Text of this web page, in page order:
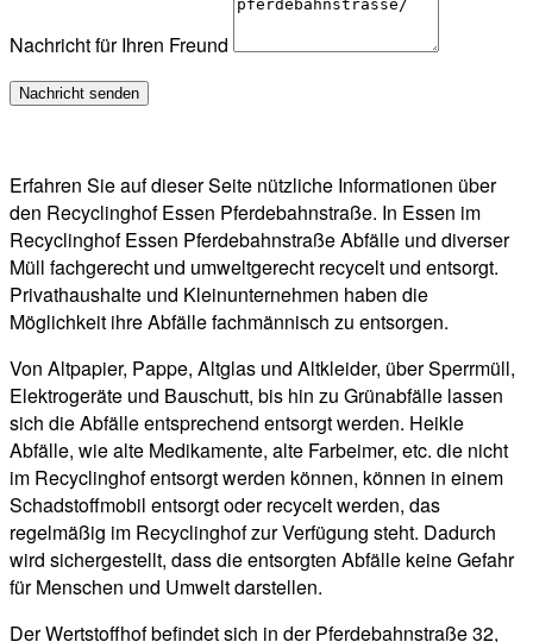
Nachricht für Ihren Freund
Erfahren Sie auf dieser Seite nützliche Informationen über
den Recyclinghof Essen Pferdebahnstraße. In Essen im
Recyclinghof Essen Pferdebahnstraße Abfälle und diverser
Müll fachgerecht und umweltgerecht recycelt und entsorgt.
Privathaushalte und Kleinunternehmen haben die
Möglichkeit ihre Abfälle fachmännisch zu entsorgen.
Von Altpapier, Pappe, Altglas und Altkleider, über Sperrmüll,
Elektrogeräte und Bauschutt, bis hin zu Grünabfälle lassen
sich die Abfälle entsprechend entsorgt werden. Heikle
Abfälle, wie alte Medikamente, alte Farbeimer, etc. die nicht
im Recyclinghof entsorgt werden können, können in einem
Schadstoffmobil entsorgt oder recycelt werden, das
regelmäßig im Recyclinghof zur Verfügung steht. Dadurch
wird sichergestellt, dass die entsorgten Abfälle keine Gefahr
für Menschen und Umwelt darstellen.
Der Wertstoffhof befindet sich in der Pferdebahnstraße 32,